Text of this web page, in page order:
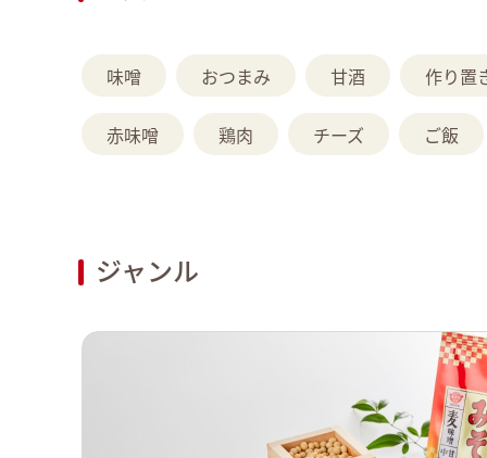
味噌 おつまみ 甘酒 作り置
赤味噌 鶏肉 チーズ ご飯
ジャンル